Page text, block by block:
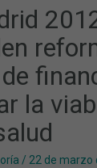
la
/ 22 de marzo